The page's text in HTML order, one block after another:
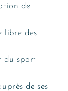
de
libre des
du sport
de ses